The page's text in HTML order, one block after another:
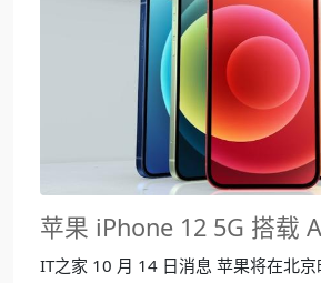
IT之家 10 月 14 日消息 苹果将在北